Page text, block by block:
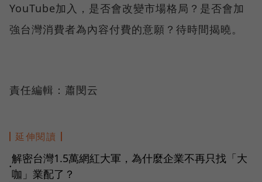
YouTube加入，是否會改變市場格局？是否會加
強台灣消費者為內容付費的意願？待時間揭曉。
責任編輯：蕭閔云
延伸閱讀
●
解密台灣1.5萬網紅大軍，為什麼企業不再只找「大
咖」業配了？